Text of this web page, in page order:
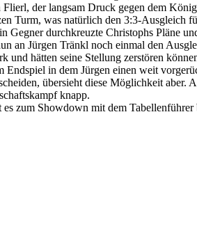
der langsam Druck gegen dem
Turm, was natürlich den 3:3-Ausgleich
Gegner durchkreuzte Christophs Pläne
an Jürgen Tränkl noch einmal den
und hätten seine Stellung zerstören
Endspiel in dem Jürgen einen weit
übersieht diese Möglichkeit aber.
knapp.
zum Showdown mit dem Tabellenführer